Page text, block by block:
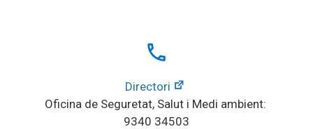
local_phone
Directori
Oficina de Seguretat, Salut i Medi ambient:
9340 34503